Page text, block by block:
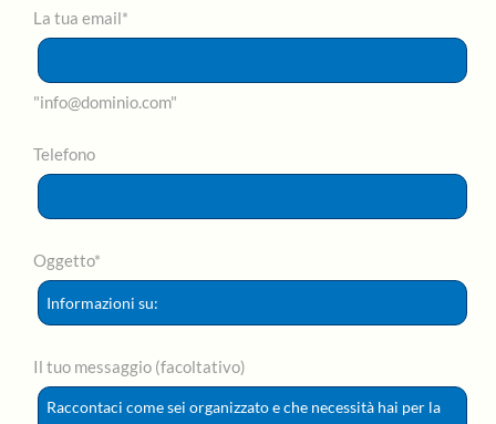
La tua email*
"info@dominio.com"
Telefono
Oggetto*
Il tuo messaggio (facoltativo)